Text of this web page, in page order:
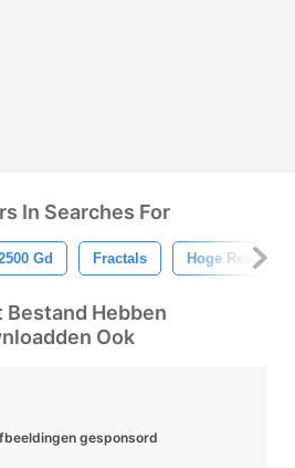
In Searches For
Gd Fractals Hoge Resolutie
Bestand Hebben
Ook
gesponsord